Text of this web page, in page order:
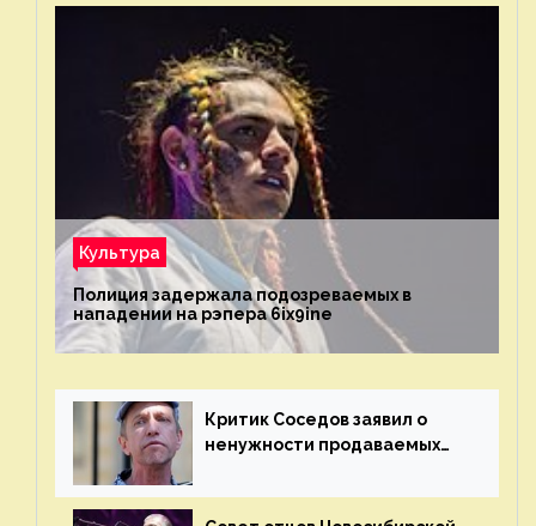
Культура
Полиция задержала подозреваемых в
нападении на рэпера 6ix9ine
Критик Соседов заявил о
ненужности продаваемых